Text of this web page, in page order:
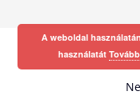
A weboldal
használatát